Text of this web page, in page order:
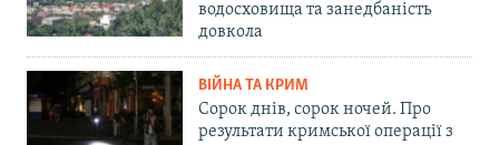
водосховища та занедбаність
довкола
ВІЙНА ТА КРИМ
Сорок днів, сорок ночей. Про
результати кримської операції з